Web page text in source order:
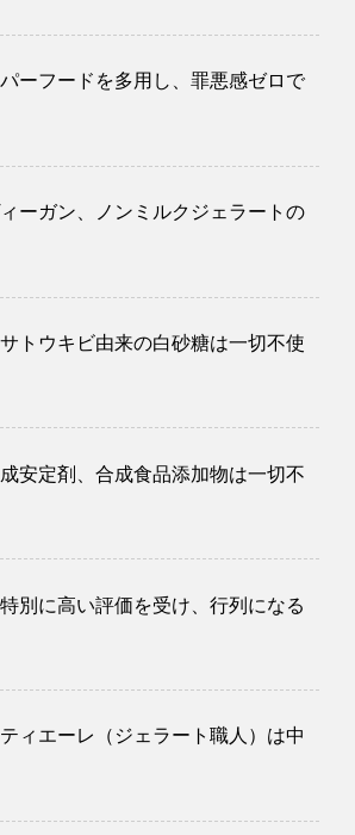
ーフードを多用し、罪悪感ゼロで
ーガン、ノンミルクジェラートの
トウキビ由来の白砂糖は一切不使
安定剤、合成食品添加物は一切不
別に高い評価を受け、行列になる
ィエーレ（ジェラート職人）は中